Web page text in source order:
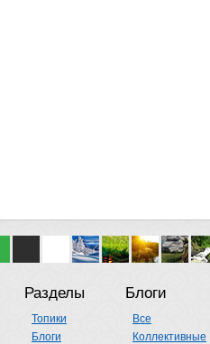
Разделы
Топики
Блоги
Блоги
Все
Коллективные